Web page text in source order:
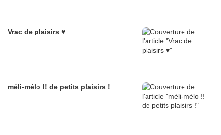
Vrac de plaisirs ♥
méli-mélo !! de petits plaisirs !